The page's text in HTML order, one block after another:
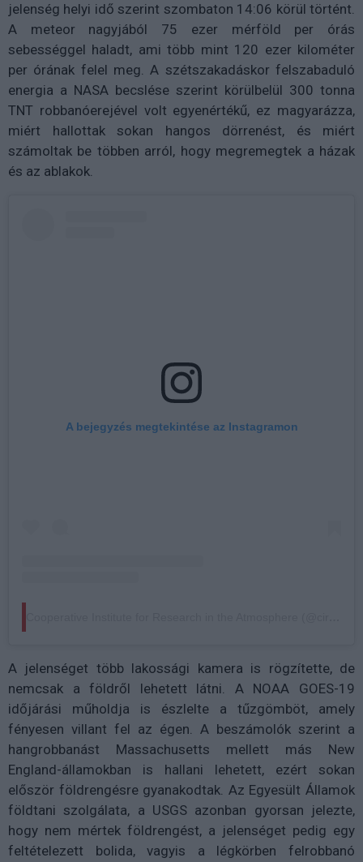
jelenség helyi idő szerint szombaton 14:06 körül történt.
A meteor nagyjából 75 ezer mérföld per órás
sebességgel haladt, ami több mint 120 ezer kilométer
per órának felel meg. A szétszakadáskor felszabaduló
energia a NASA becslése szerint körülbelül 300 tonna
TNT robbanóerejével volt egyenértékű, ez magyarázza,
miért hallottak sokan hangos dörrenést, és miért
számoltak be többen arról, hogy megremegtek a házak
és az ablakok.
A bejegyzés megtekintése az Instagramon
A jelenséget több lakossági kamera is rögzítette, de
nemcsak a földről lehetett látni. A NOAA GOES-19
időjárási műholdja is észlelte a tűzgömböt, amely
fényesen villant fel az égen. A beszámolók szerint a
hangrobbanást Massachusetts mellett más New
England-államokban is hallani lehetett, ezért sokan
először földrengésre gyanakodtak. Az Egyesült Államok
földtani szolgálata, a USGS azonban gyorsan jelezte,
hogy nem mértek földrengést, a jelenséget pedig egy
feltételezett bolida, vagyis a légkörben felrobbanó